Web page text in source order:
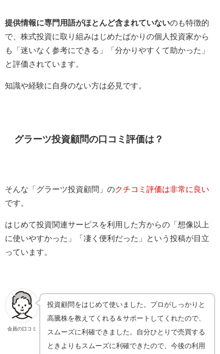
提供情報に専門用語がほとんど含まれていないのも特徴的
で、株式投資に取り組みはじめたばかりの個人投資家から
も「迷いなく参考にできる」「分かりやすくて助かった」
と評価されています。
知識や経験に自身のない方は必見です。
グラーツ投資顧問の口コミ評価は？
そんな「グラーツ投資顧問」のクチコミ評価は非常に良い
です。
はじめて投資関連サービスを利用した方からの「想像以上
に使いやすかった」「凄く便利だった」という投稿が目立
っています。
会員の口コミ
投資顧問をはじめて使いました。プロがしっかりと
高騰株を教えてくれる＆サポートしてくれたので、
スムーズに利確できました。自分ひとりで売買する
ときよりもスムーズに利確できたので、今後の利用